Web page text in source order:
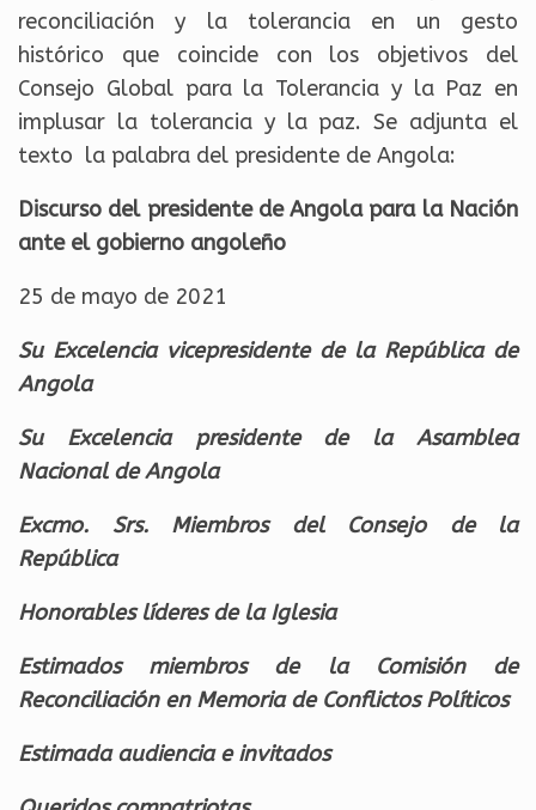
reconciliación y la tolerancia en un gesto
histórico que coincide con los objetivos del
Consejo Global para la Tolerancia y la Paz en
implusar la tolerancia y la paz. Se adjunta el
texto la palabra del presidente de Angola:
Discurso del presidente de Angola para la Nación
ante el gobierno angoleño
25 de mayo de 2021
Su Excelencia vicepresidente de la República de
Angola
Su Excelencia presidente de la Asamblea
Nacional de Angola
Excmo. Srs. Miembros del Consejo de la
República
Honorables líderes de la Iglesia
Estimados miembros de la Comisión de
Reconciliación en Memoria de Conflictos Políticos
Estimada audiencia e invitados